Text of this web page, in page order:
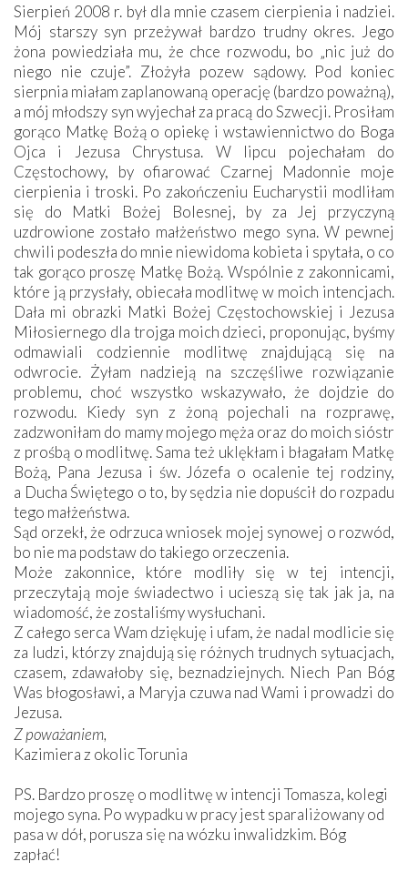
Sierpień 2008 r. był dla mnie czasem cierpienia i nadziei.
Mój starszy syn przeżywał bardzo trudny okres. Jego
żona powiedziała mu, że chce rozwodu, bo „nic już do
niego nie czuje”. Złożyła pozew sądowy. Pod koniec
sierpnia miałam zaplanowaną operację (bardzo poważną),
a mój młodszy syn wyjechał za pracą do Szwecji. Prosiłam
gorąco Matkę Bożą o opiekę i wstawiennictwo do Boga
Ojca i Jezusa Chrystusa. W lipcu pojechałam do
Częstochowy, by ofiarować Czarnej Madonnie moje
cierpienia i troski. Po zakończeniu Eucharystii modliłam
się do Matki Bożej Bolesnej, by za Jej przyczyną
uzdrowione zostało małżeństwo mego syna. W pewnej
chwili podeszła do mnie niewidoma kobieta i spytała, o co
tak gorąco proszę Matkę Bożą. Wspólnie z zakonnicami,
które ją przysłały, obiecała modlitwę w moich intencjach.
Dała mi obrazki Matki Bożej Częstochowskiej i Jezusa
Miłosiernego dla trojga moich dzieci, proponując, byśmy
odmawiali codziennie modlitwę znajdującą się na
odwrocie. Żyłam nadzieją na szczęśliwe rozwiązanie
problemu, choć wszystko wskazywało, że dojdzie do
rozwodu. Kiedy syn z żoną pojechali na rozprawę,
zadzwoniłam do mamy mojego męża oraz do moich sióstr
z prośbą o modlitwę. Sama też uklękłam i błagałam Matkę
Bożą, Pana Jezusa i św. Józefa o ocalenie tej rodziny,
a Ducha Świętego o to, by sędzia nie dopuścił do rozpadu
tego małżeństwa.
Sąd orzekł, że odrzuca wniosek mojej synowej o rozwód,
bo nie ma podstaw do takiego orzeczenia.
Może zakonnice, które modliły się w tej intencji,
przeczytają moje świadectwo i ucieszą się tak jak ja, na
wiadomość, że zostaliśmy wysłuchani.
Z całego serca Wam dziękuję i ufam, że nadal modlicie się
za ludzi, którzy znajdują się różnych trudnych sytuacjach,
czasem, zdawałoby się, beznadziejnych. Niech Pan Bóg
Was błogosławi, a Maryja czuwa nad Wami i prowadzi do
Jezusa.
Z poważaniem,
Kazimiera z okolic Torunia
PS. Bardzo proszę o modlitwę w intencji Tomasza, kolegi
mojego syna. Po wypadku w pracy jest sparaliżowany od
pasa w dół, porusza się na wózku inwalidzkim. Bóg
zapłać!